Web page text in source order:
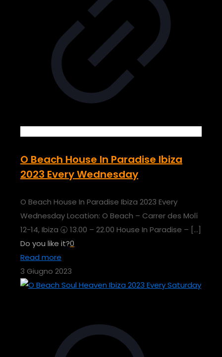
O Beach House In Paradise Ibiza
2023 Every Wednesday
O Beach House In Paradise Ibiza 2023 Every
Wednesday Location: O Beach – Carrer des Molí
12-14, Ibiza 🕣 13.00 – 22.00 House In Paradise – […]
Do you like it?0
Read more
3 Giugno 2023